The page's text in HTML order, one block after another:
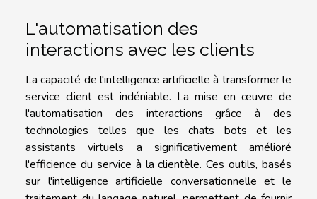
L'automatisation des
interactions avec les clients
La capacité de l'intelligence artificielle à transformer le
service client est indéniable. La mise en œuvre de
l'automatisation des interactions grâce à des
technologies telles que les chats bots et les
assistants virtuels a significativement amélioré
l'efficience du service à la clientèle. Ces outils, basés
sur l'intelligence artificielle conversationnelle et le